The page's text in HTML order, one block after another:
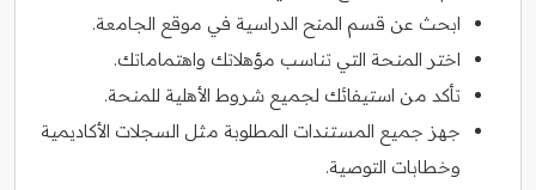
ابحث عن قسم المنح الدراسية في موقع الجامعة.
اختر المنحة التي تناسب مؤهلاتك واهتماماتك.
تأكد من استيفائك لجميع شروط الأهلية للمنحة.
جهز جميع المستندات المطلوبة مثل السجلات الأكاديمية
وخطابات التوصية.